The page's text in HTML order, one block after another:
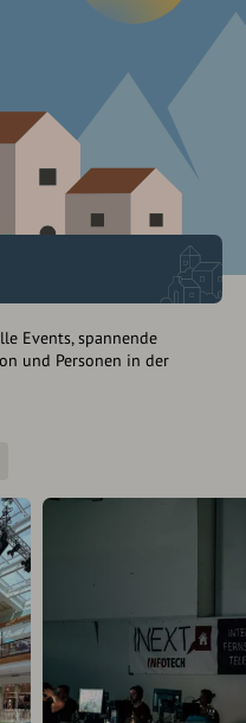
Events, spannende
und Personen in der